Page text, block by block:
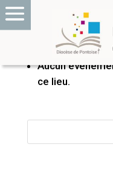
PROCHAINS
Aucun
ce lieu.